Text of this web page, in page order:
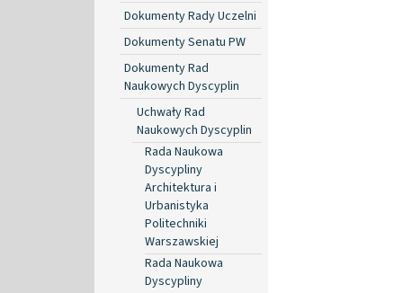
Dokumenty Rady Uczelni
Dokumenty Senatu PW
Dokumenty Rad
Naukowych Dyscyplin
Uchwały Rad
Naukowych Dyscyplin
Rada Naukowa
Dyscypliny
Architektura i
Urbanistyka
Politechniki
Warszawskiej
Rada Naukowa
Dyscypliny